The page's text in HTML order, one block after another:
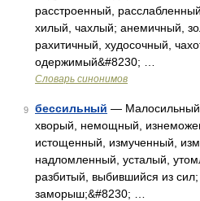
расстроенный,
хилый, чахлый; анемичный,
рахитичный, худосочный,
одержимый&#8230; …
Словарь синонимов
9 бессильный —
хворый, немощный,
истощенный, измученный,
надломленный, усталый,
разбитый, выбившийся из
заморыш;&#8230; …